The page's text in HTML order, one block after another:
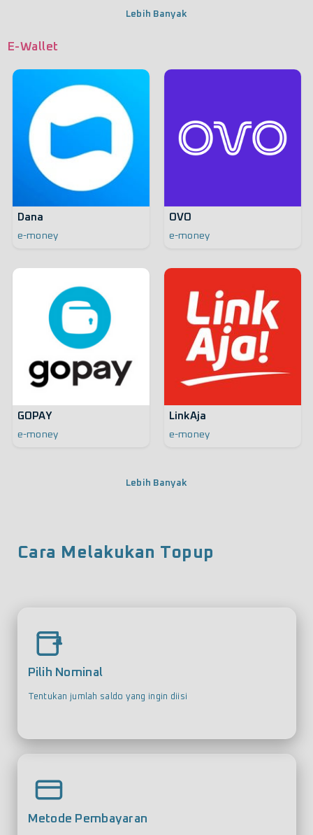
Lebih Banyak
E-Wallet
Dana
e-money
OVO
e-money
GOPAY
e-money
LinkAja
e-money
Lebih Banyak
Cara Melakukan Topup
Pilih Nominal
Tentukan jumlah saldo yang ingin diisi
Metode Pembayaran